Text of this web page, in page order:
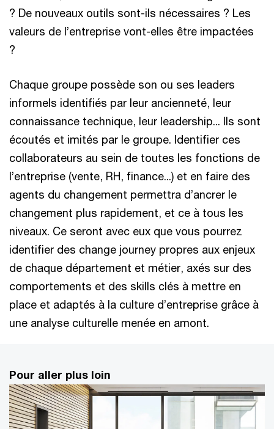
? De nouveaux outils sont-ils nécessaires ? Les
valeurs de l’entreprise vont-elles être impactées
?
Chaque groupe possède son ou ses leaders
informels identifiés par leur ancienneté, leur
connaissance technique, leur leadership... Ils sont
écoutés et imités par le groupe. Identifier ces
collaborateurs au sein de toutes les fonctions de
l’entreprise (vente, RH, finance...) et en faire des
agents du changement permettra d’ancrer le
changement plus rapidement, et ce à tous les
niveaux. Ce seront avec eux que vous pourrez
identifier des change journey propres aux enjeux
de chaque département et métier, axés sur des
comportements et des skills clés à mettre en
place et adaptés à la culture d’entreprise grâce à
une analyse culturelle menée en amont.
Pour aller plus loin